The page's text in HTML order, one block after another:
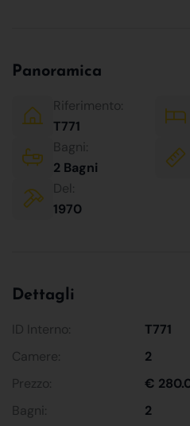
Panoramica
Riferimento:
T771
Bagni:
2 Bagni
Del:
1970
Dettagli
ID Interno:
T771
Camere:
2
Prezzo:
€
Bagni:
2